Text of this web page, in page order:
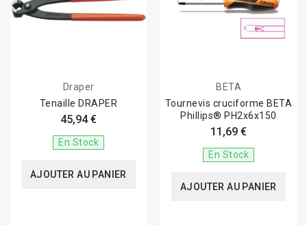
Draper
Tenaille DRAPER
45,94 €
En Stock
AJOUTER AU PANIER
BETA
Tournevis cruciforme BETA
Phillips® PH2x6x150
11,69 €
En Stock
AJOUTER AU PANIER